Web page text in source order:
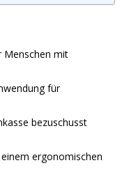
Menschen mit
für
bezuschusst
ergonomischen